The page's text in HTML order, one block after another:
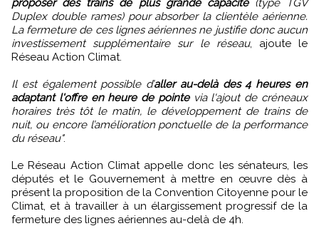
proposer des trains de plus grande capacité(type TGV
Duplex double rames) pour absorber la clientèle aérienne.
La fermeture de ces lignes aériennes ne justifie donc aucun
investissement supplémentaire sur le réseau, ajoute le
Réseau Action Climat.
Il est également possible d’aller au-delà des 4 heures en
adaptant l'offre en heure de pointevia l'ajout de créneaux
horaires très tôt le matin, le développement de trains de
nuit, ou encore l’amélioration ponctuelle de la performance
du réseau".
Le Réseau Action Climat appelle donc les sénateurs, les
députés et le Gouvernement à mettre en œuvre dès à
présent la proposition de la Convention Citoyenne pour le
Climat, et à travailler à un élargissement progressif de la
fermeture des lignes aériennes au-delà de 4h.